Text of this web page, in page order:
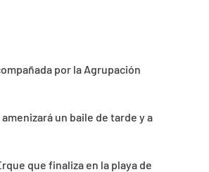
por la Agrupación
un baile de tarde y a
que finaliza en la playa de